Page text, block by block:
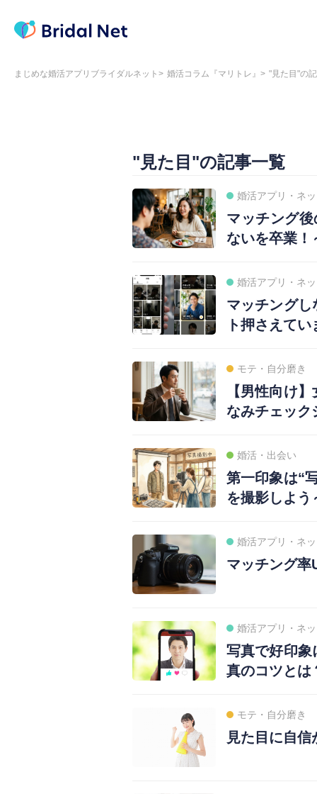
まじめな婚活アプリブライダルネット 婚活コラム『マリトレ』 "見た目"の
"見た目"の記事一覧
婚活アプリ・ネ
マッチング
ないを卒業！
婚活アプリ・ネ
マッチングし
ト押さえて
モテ・自分磨き
【男性向け
なみチェック
婚活・出会い
第一印象は“
を撮影しよう
婚活アプリ・ネ
マッチング率
婚活アプリ・ネ
写真で好印象
真のコツとは
モテ・自分磨き
見た目に自